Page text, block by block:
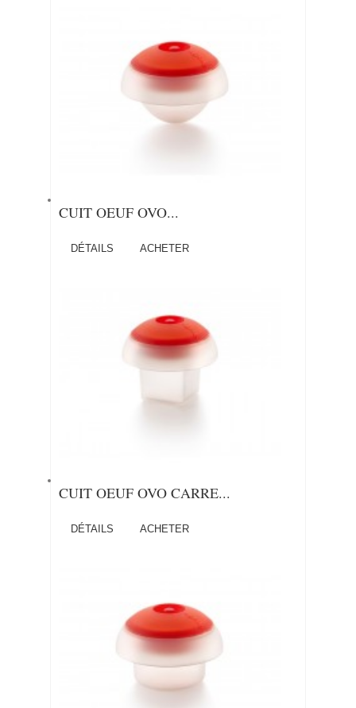
CUIT OEUF OVO...
DÉTAILS ACHETER
CUIT OEUF OVO CARRE...
DÉTAILS ACHETER